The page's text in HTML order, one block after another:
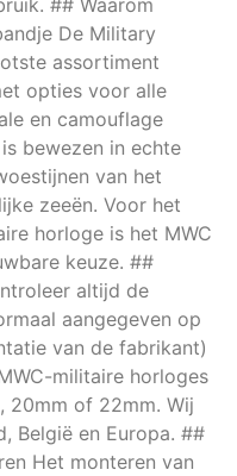
De Military
assortiment
opties voor alle
en camouflage
bewezen in echte
van het
zeeën. Voor het
horloge is het MWC
keuze. ##
altijd de
aangegeven op
van de fabrikant)
militaire horloges
20mm of 22mm. Wij
België en Europa. ##
Het monteren van